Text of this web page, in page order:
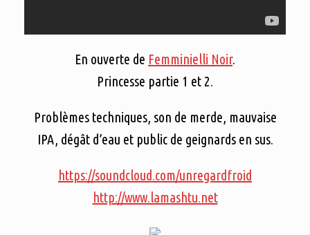
En ouverte de Femminielli Noir.
Princesse partie 1 et 2.
Problèmes techniques, son de merde, mauvaise
IPA, dégât d’eau et public de geignards en sus.
https://soundcloud.com/unregardfroid
http://www.lamashtu.net